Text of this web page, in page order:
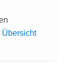
Übersicht